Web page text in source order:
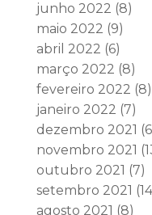
junho 2022 (8)
maio 2022 (9)
abril 2022 (6)
março 2022 (8)
fevereiro 2022 (8)
janeiro 2022 (7)
dezembro 2021
novembro 2021
outubro 2021 (7)
setembro 2021
agosto 2021 (8)